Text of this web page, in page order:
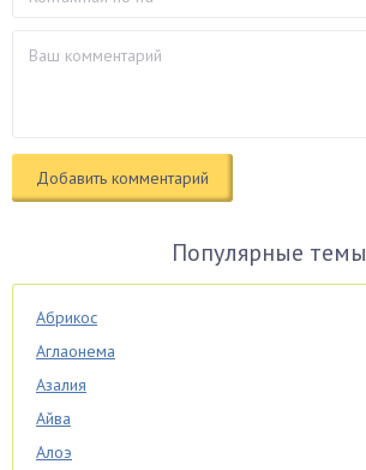
Популярные темы
Абрикос
Аглаонема
Азалия
Айва
Алоэ